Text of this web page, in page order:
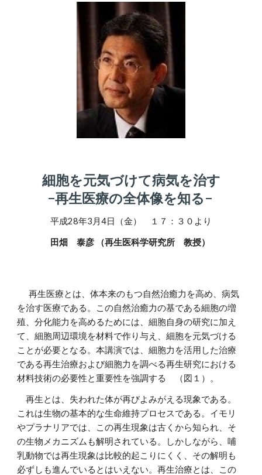
細胞を元気づけて病気を治す
−再生医療の全体像を知る−
平成28年3 月4日（金） １７：３０より
田畑 泰彦 （再生医科学研究所 教授）
再生医療とは、体本来のもつ自然治癒力を高め、病気
を治す医療である。この自然治癒力の基である細胞の増
殖、分化能力を高めるためには、細胞自身の研究に加え
て、細胞周辺環境を材料で作り与え、細胞を元気づける
ことが必要となる。本講演では、細胞力を活用した治療
である再生治療および細胞力を調べる再生研究における
材料技術の必要性と重要性を強調する （図１）。
再生とは、失われた体が再びよみがえる現象である。
これは生物の基本的な生命維持プロセスである。イモリ
やプラナリアでは、この再生現象は古くから知られ、そ
の生物メカニズムも解明されている。しかしながら、哺
乳動物では再生現象は比較的起こりにくく、その解明も
必ずしも進んでいるとはいえない。再生治療とは、この